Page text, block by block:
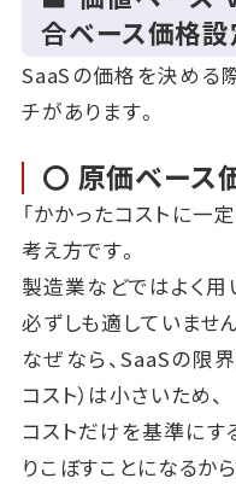
合ベース価格設
SaaSの価格を決める
チがあります。
〇 原価ベース
「かかったコストに一
考え方です。
製造業などではよく用
必ずしも適していません
なぜなら、SaaSの限
コスト）は小さいため、
コストだけを基準に
りこぼすことになるから